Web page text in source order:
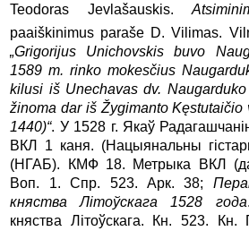
Teodoras Jevlašauskis.
paaiškinimus paraše D. Vilimas.
„Grigorijus Unichovskis buvo
1589 m. rinko mokesčius
kilusi iš Unechavas dv.
žinoma dar iš Žygimanto
1440)“. У 1528 г. Якаў
ВКЛ 1 каня. (Нацыянальны
(НГАБ). КМФ 18. Метрыка ВКЛ
Воп. 1. Спр. 523. Арк. 38;
княства Літоўскага 1528 года
княства Літоўскага. Кн. 523.